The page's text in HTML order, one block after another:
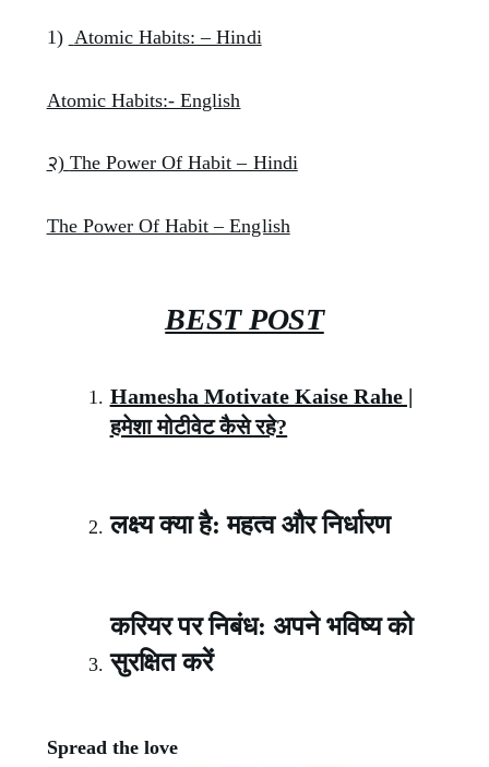
1) Atomic Habits: – Hindi
Atomic Habits:- English
२) The Power Of Habit – Hindi
The Power Of Habit – English
BEST POST
Hamesha Motivate Kaise Rahe |
हमेशा मोटीवेट कैसे रहे?
लक्ष्य क्या है: महत्व और निर्धारण
करियर पर निबंध: अपने भविष्य को
सुरक्षित करें
Spread the love